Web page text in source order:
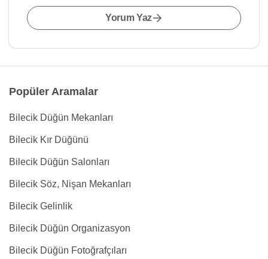
Yorum Yaz
Popüler Aramalar
Bilecik Düğün Mekanları
Bilecik Kır Düğünü
Bilecik Düğün Salonları
Bilecik Söz, Nişan Mekanları
Bilecik Gelinlik
Bilecik Düğün Organizasyon
Bilecik Düğün Fotoğrafçıları